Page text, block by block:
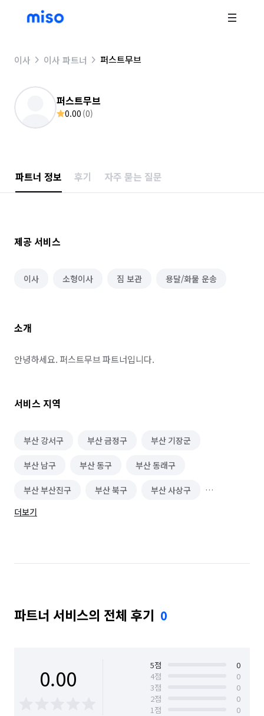
이사 이사 파트너 퍼스트무브
퍼스트무브
0.00 (0)
파트너 정보 후기 자주 묻는 질문
제공 서비스
이사 소형이사 짐 보관 용달/화물 운송
소개
안녕하세요. 퍼스트무브 파트너입니다.
서비스 지역
부산 강서구 부산 금정구 부산 기장군
부산 남구 부산 동구 부산 동래구
부산 부산진구 부산 북구 부산 사상구
부산 사하구
부산 해운대구
더보기
파트너 서비스의 전체 후기 0
0.00 5점
0
4점
0
3점
0
2점
0
1점
0